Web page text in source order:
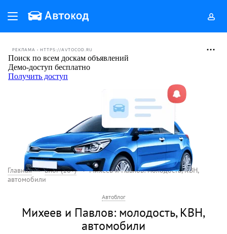
РЕКЛАМА • HTTPS://AVTOCOD.RU
Главная Блог (18+)
Михеев и Павлов: молодость, КВН,
автомобили
Автоблог
Михеев и Павлов: молодость, КВН,
автомобили